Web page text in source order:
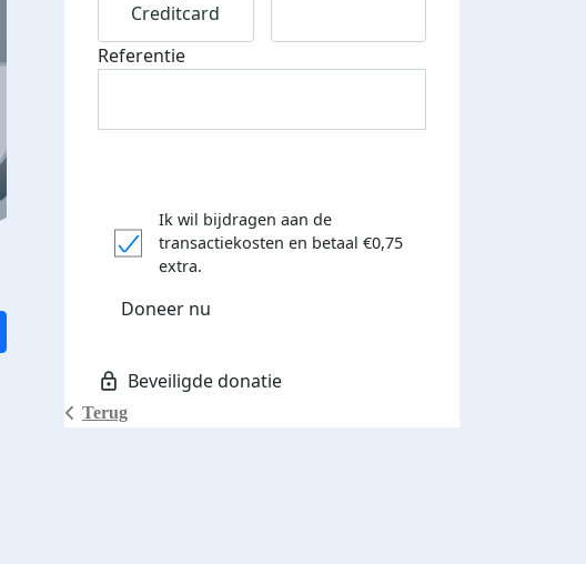
Donateurs bedankt
Terug
Creditcard
Referentie
Ik wil bijdragen aan de
transactiekosten en betaal €0,75
extra.
Doneer nu